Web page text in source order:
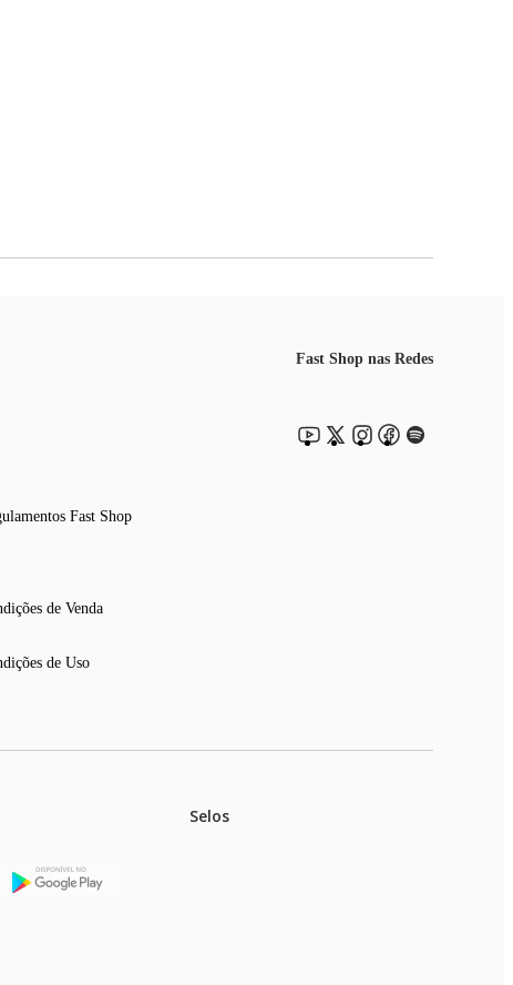
Fast Shop
de Venda
de Uso
Fast Shop nas Redes
Selos